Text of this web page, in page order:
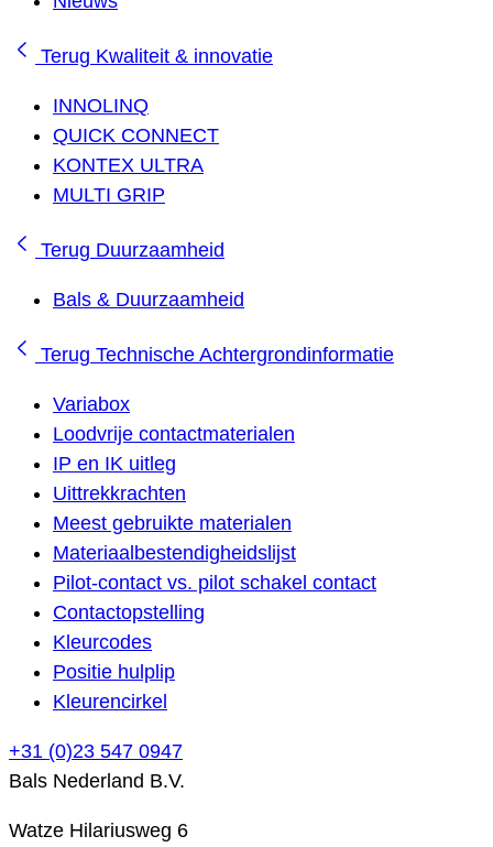
Terug Kwaliteit & innovatie
INNOLINQ
QUICK CONNECT
KONTEX ULTRA
MULTI GRIP
Terug Duurzaamheid
Bals & Duurzaamheid
Terug Technische Achtergrondinformatie
Variabox
Loodvrije contactmaterialen
IP en IK uitleg
Uittrekkrachten
Meest gebruikte materialen
Materiaalbestendigheidslijst
Pilot-contact vs. pilot schakel contact
Contactopstelling
Kleurcodes
Positie hulplip
Kleurencirkel
+31 (0)23 547 0947
Bals Nederland B.V.
Watze Hilariusweg 6